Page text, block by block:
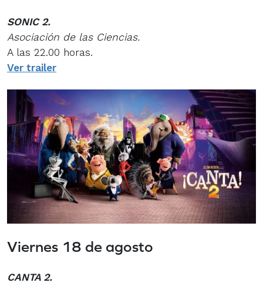
SONIC 2.
Asociación de las Ciencias.
A las 22.00 horas.
Ver trailer
Viernes 18 de agosto
CANTA 2.